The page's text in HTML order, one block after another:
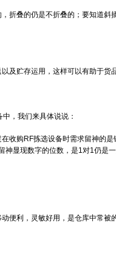
折叠的仍是不折叠的；要知道斜
贮存运用，这样可以有助于货
，我们来具体说说：
收购RF拣选设备时需求留神的
显现数字的位数，是1对1仍是一
便利，灵敏好用，是仓库中常被